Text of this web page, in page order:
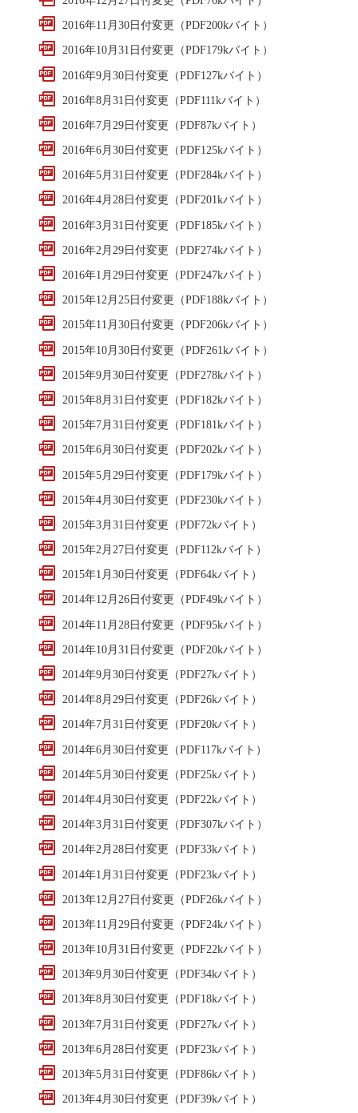
2016年11月30日付変更（PDF200kバイト）
2016年10月31日付変更（PDF179kバイト）
2016年9月30日付変更（PDF127kバイト）
2016年8月31日付変更（PDF111kバイト）
2016年7月29日付変更（PDF87kバイト）
2016年6月30日付変更（PDF125kバイト）
2016年5月31日付変更（PDF284kバイト）
2016年4月28日付変更（PDF201kバイト）
2016年3月31日付変更（PDF185kバイト）
2016年2月29日付変更（PDF274kバイト）
2016年1月29日付変更（PDF247kバイト）
2015年12月25日付変更（PDF188kバイト）
2015年11月30日付変更（PDF206kバイト）
2015年10月30日付変更（PDF261kバイト）
2015年9月30日付変更（PDF278kバイト）
2015年8月31日付変更（PDF182kバイト）
2015年7月31日付変更（PDF181kバイト）
2015年6月30日付変更（PDF202kバイト）
2015年5月29日付変更（PDF179kバイト）
2015年4月30日付変更（PDF230kバイト）
2015年3月31日付変更（PDF72kバイト）
2015年2月27日付変更（PDF112kバイト）
2015年1月30日付変更（PDF64kバイト）
2014年12月26日付変更（PDF49kバイト）
2014年11月28日付変更（PDF95kバイト）
2014年10月31日付変更（PDF20kバイト）
2014年9月30日付変更（PDF27kバイト）
2014年8月29日付変更（PDF26kバイト）
2014年7月31日付変更（PDF20kバイト）
2014年6月30日付変更（PDF117kバイト）
2014年5月30日付変更（PDF25kバイト）
2014年4月30日付変更（PDF22kバイト）
2014年3月31日付変更（PDF307kバイト）
2014年2月28日付変更（PDF33kバイト）
2014年1月31日付変更（PDF23kバイト）
2013年12月27日付変更（PDF26kバイト）
2013年11月29日付変更（PDF24kバイト）
2013年10月31日付変更（PDF22kバイト）
2013年9月30日付変更（PDF34kバイト）
2013年8月30日付変更（PDF18kバイト）
2013年7月31日付変更（PDF27kバイト）
2013年6月28日付変更（PDF23kバイト）
2013年5月31日付変更（PDF86kバイト）
2013年4月30日付変更（PDF39kバイト）